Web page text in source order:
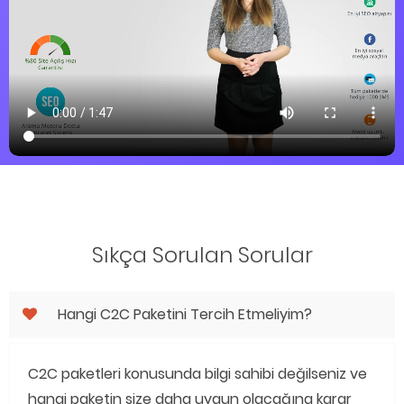
Sıkça Sorulan Sorular
Hangi C2C Paketini Tercih Etmeliyim?
C2C paketleri konusunda bilgi sahibi değilseniz ve
hangi paketin size daha uygun olacağına karar